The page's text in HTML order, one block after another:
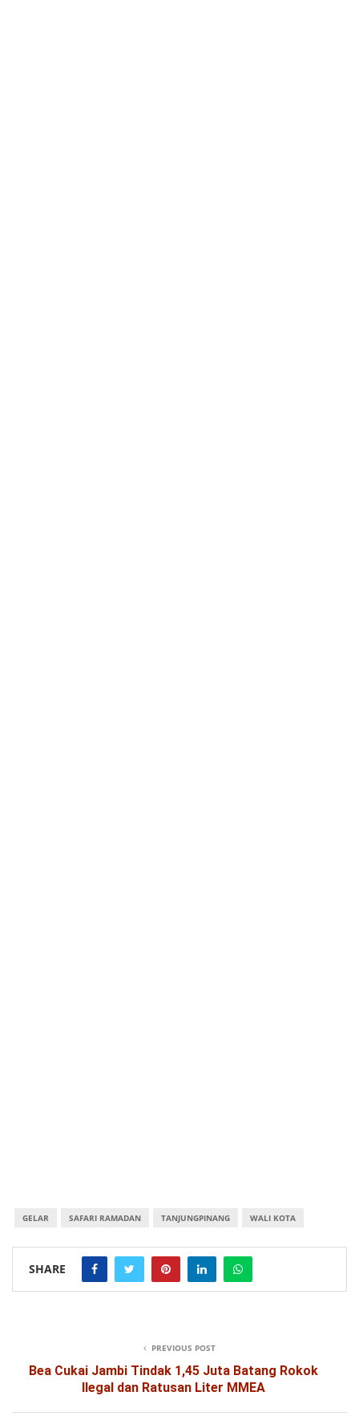
GELAR SAFARI RAMADAN TANJUNGPINANG WALI KOTA
SHARE
PREVIOUS POST
Bea Cukai Jambi Tindak 1,45 Juta Batang Rokok
Ilegal dan Ratusan Liter MMEA